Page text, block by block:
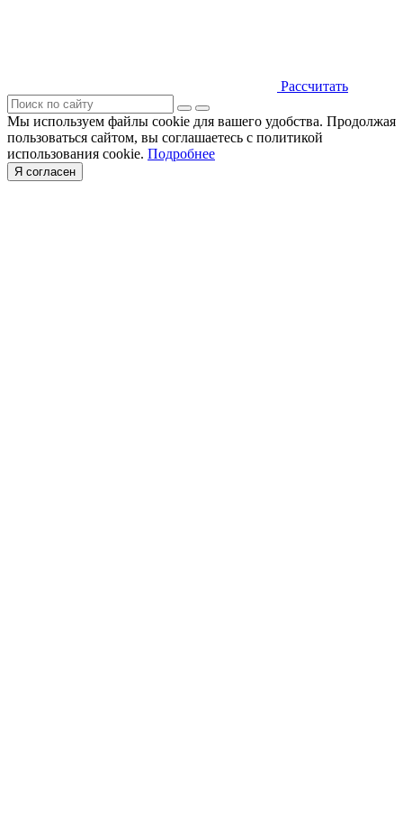
Рассчитать
Мы используем файлы cookie для вашего удобства. Продолжая
пользоваться сайтом, вы соглашаетесь с политикой
использования cookie. Подробнее
Я согласен